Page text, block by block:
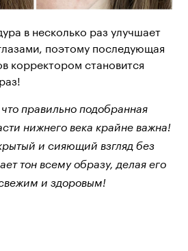
в несколько раз улучшает
поэтому последующая
корректором становится
правильно подобранная
нижнего века крайне важна!
и сияющий взгляд без
тон всему образу, делая его
и здоровым!